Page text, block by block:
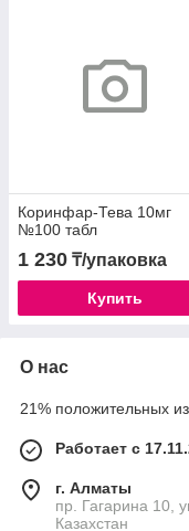
Коринфар-Тева 10мг
№100 табл
1 230 ₸/упаковка
Купить
О нас
21% положительных
Работает с
г. Алматы
пр. Гагарина 10,
Казахстан